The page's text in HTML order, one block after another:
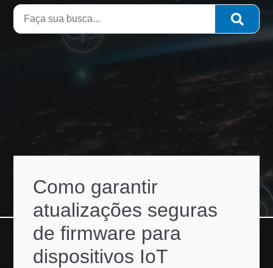
Como garantir
atualizações seguras
de firmware para
dispositivos IoT